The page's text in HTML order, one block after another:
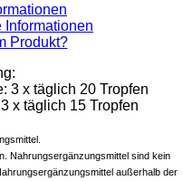
Informationen
Produkt?
3 x täglich 20 Tropfen
x täglich 15 Tropfen
Nahrungsergänzungsmittel sind kein
außerhalb der